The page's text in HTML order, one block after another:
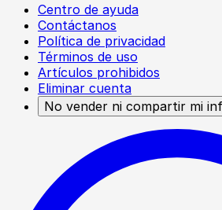
Centro de ayuda
Contáctanos
Política de privacidad
Términos de uso
Artículos prohibidos
Eliminar cuenta
No vender ni compartir mi